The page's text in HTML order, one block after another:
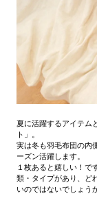
夏に活躍するアイテム
ト」。
実は冬も羽毛布団の内
ーズン活躍します。
１枚あると嬉しい！で
類・タイプがあり、ど
いのではないでしょうか